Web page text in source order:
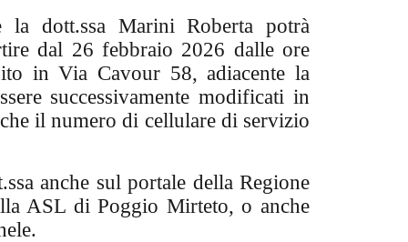
la dott.ssa Marini Roberta potrà
dal 26 febbraio 2026 dalle ore
in Via Cavour 58, adiacente la
successivamente modificati in
il numero di cellulare di servizio
anche sul portale della Regione
ASL di Poggio Mirteto, o anche